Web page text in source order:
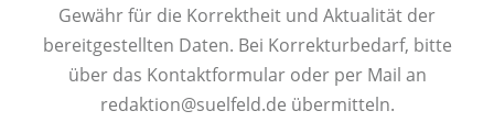
Gewähr für die Korrektheit und Aktualität der
bereitgestellten Daten. Bei Korrekturbedarf, bitte
über das Kontaktformular oder per Mail an
redaktion@suelfeld.de übermitteln.